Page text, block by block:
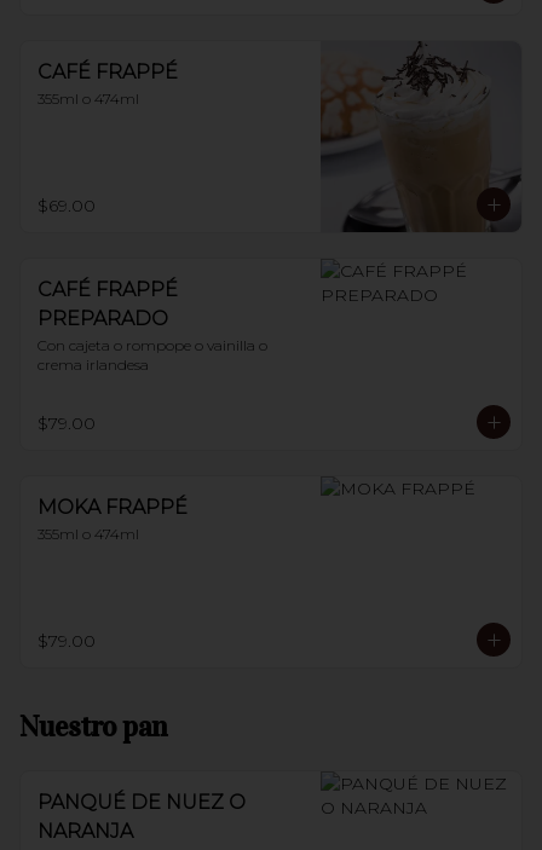
CAFÉ FRAPPÉ
355ml o 474ml
$69.00
CAFÉ FRAPPÉ
PREPARADO
Con cajeta o rompope o vainilla o
crema irlandesa
$79.00
MOKA FRAPPÉ
355ml o 474ml
$79.00
Nuestro pan
PANQUÉ DE NUEZ O
NARANJA